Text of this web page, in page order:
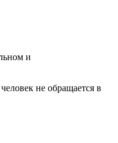
и
не обращается в